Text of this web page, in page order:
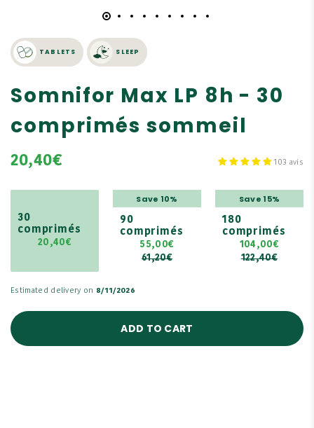
TABLETS SLEEP
Somnifor Max LP 8h - 30
comprimés sommeil
20,40€ 103 avis
30
comprimés
20,40€
90
comprimés
Save 10%
55,00€
61,20€
180
comprimés
Save 15%
104,00€
122,40€
Estimated delivery on 8/11/2026
ADD TO CART